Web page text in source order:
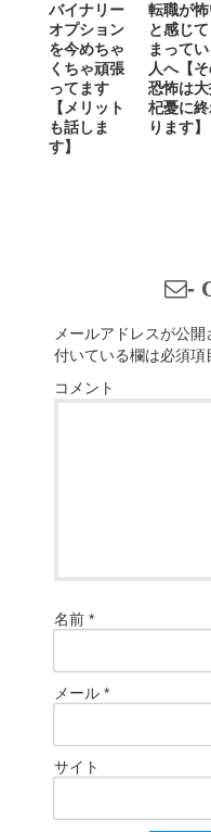
バイナリー
オプション
を今めちゃ
くちゃ頑張
ってます
【メリット
も話しま
す】
転職が
と感じ
まって
人へ【
恐怖は
杞憂に
ります】
-
メールアドレスが公開
付いている欄は必須項
コメント
名前 *
メール *
サイト